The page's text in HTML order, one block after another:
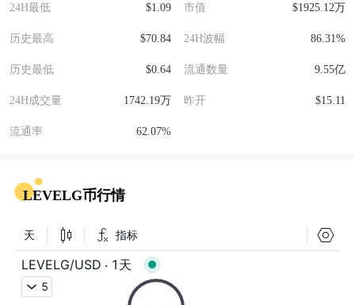
24H最低 $1.09 市值 $1925.12万
历史最高 $70.84 24H波幅 86.31%
历史最低 $0.64 流通数量 9.55亿
24H成交量 1742.19万 昨开 $15.11
流通率 62.07%
LEVELG币行情